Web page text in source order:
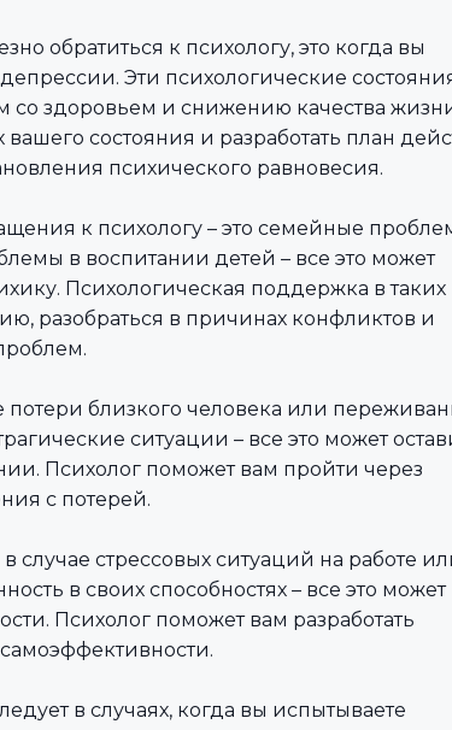
обратиться к психологу, это когда вы
Эти психологические
со здоровьем и снижению качества
состояния и разработать план
психического равновесия.
к психологу – это семейные
в воспитании детей – все это может
Психологическая поддержка в таких
разобраться в причинах конфликтов и
потери близкого человека или
ситуации – все это может
Психолог поможет вам пройти через
с потерей.
случае стрессовых ситуаций на работе
в своих способностях – все это может
Психолог поможет вам разработать
в случаях, когда вы испытываете